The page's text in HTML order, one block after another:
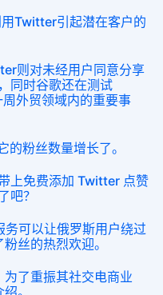
Twitter引起潜在客户的
则对未经用户同意分享
同时谷歌还在测试
外贸领域内的重要事
粉丝数量增长了。
上免费添加 Twitter 点赞
吧？
可以让俄罗斯用户绕过
丝的热烈欢迎。
了重振其社交电商业